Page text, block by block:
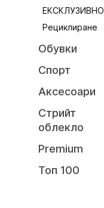
ЕКСКЛУЗИВНО
Рециклиране
Обувки
Спорт
Аксесоари
Стрийт
облекло
Premium
Топ 100